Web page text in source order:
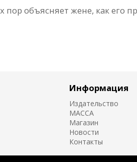
пор объясняет жене, как его
Информация
Издательство
MACCA
Магазин
Новости
Контакты